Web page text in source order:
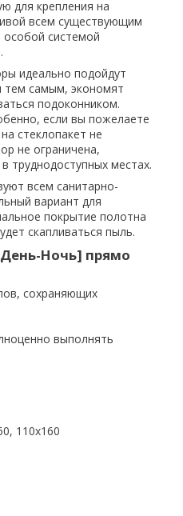
для крепления на
всем существующим
системой
идеально подойдут
тем самым, экономят
подоконником.
если вы пожелаете
стеклопакет не
не ограничена,
труднодоступных местах.
всем санитарно-
вариант для
покрытие полотна
скапливаться пыль.
Ночь] прямо
сохраняющих
выполнять
110х160